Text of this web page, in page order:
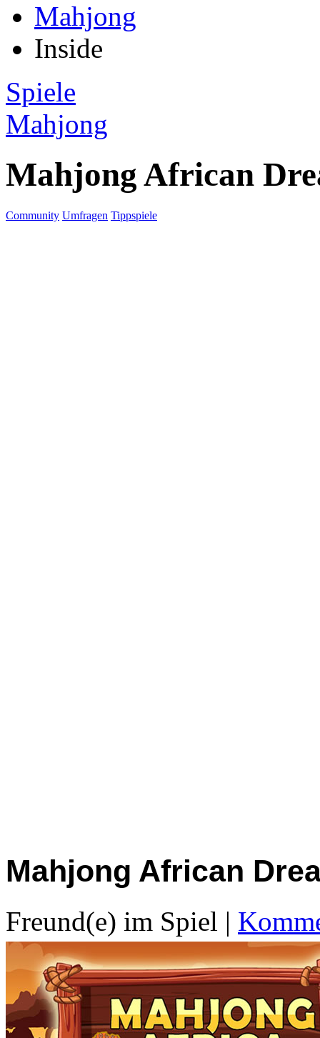
Mahjong
Inside
Spiele
Mahjong
Mahjong African
Community Umfragen Tippspiele
Mahjong African
Freund(e) im Spiel |